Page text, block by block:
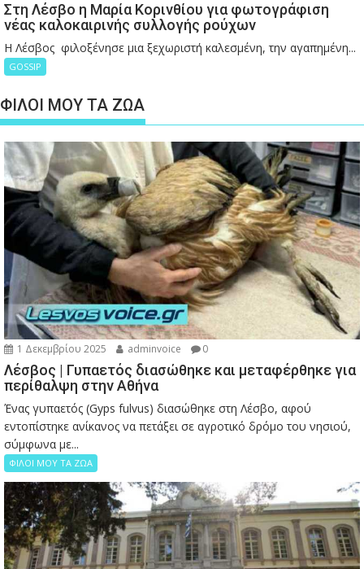
Στη Λέσβο η Μαρία Κορινθίου για φωτογράφιση
νέας καλοκαιρινής συλλογής ρούχων
Η Λέσβος φιλοξένησε μια ξεχωριστή καλεσμένη, την αγαπημένη...
GOSSIP
ΦΙΛΟΙ ΜΟΥ ΤΑ ΖΩΑ
1 Δεκεμβρίου 2025 adminvoice 0
Λέσβος | Γυπαετός διασώθηκε και μεταφέρθηκε για
περίθαλψη στην Αθήνα
Ένας γυπαετός (Gyps fulvus) διασώθηκε στη Λέσβο, αφού
εντοπίστηκε ανίκανος να πετάξει σε αγροτικό δρόμο του νησιού,
σύμφωνα με...
ΦΙΛΟΙ ΜΟΥ ΤΑ ΖΩΑ